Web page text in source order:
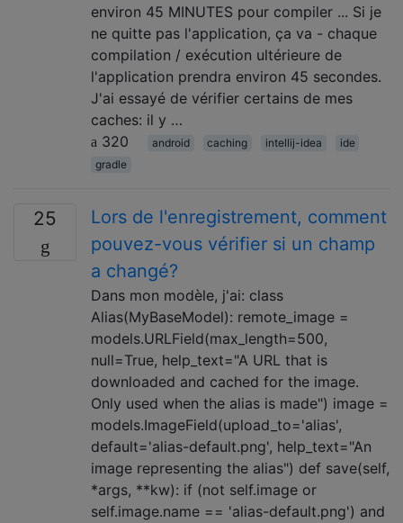
environ 45 MINUTES pour compiler ... Si je
ne quitte pas l'application, ça va - chaque
compilation / exécution ultérieure de
l'application prendra environ 45 secondes.
J'ai essayé de vérifier certains de mes
caches: il y …
320
android caching intellij-idea
ide
gradle
25
Lors de l'enregistrement, comment
pouvez-vous vérifier si un champ
a changé?
Dans mon modèle, j'ai: class
Alias(MyBaseModel): remote_image =
models.URLField(max_length=500,
null=True, help_text="A URL that is
downloaded and cached for the image.
Only used when the alias is made") image =
models.ImageField(upload_to='alias',
default='alias-default.png', help_text="An
image representing the alias") def save(self,
*args, **kw): if (not self.image or
self.image.name == 'alias-default.png') and